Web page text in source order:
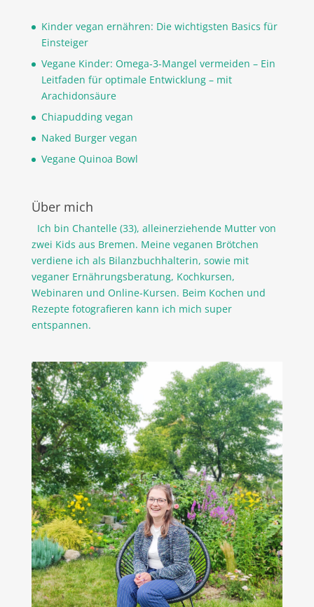
Kinder vegan ernähren: Die wichtigsten Basics für
Einsteiger
Vegane Kinder: Omega-3-Mangel vermeiden – Ein
Leitfaden für optimale Entwicklung – mit
Arachidonsäure
Chiapudding vegan
Naked Burger vegan
Vegane Quinoa Bowl
Über mich
Ich bin Chantelle (33), alleinerziehende Mutter von
zwei Kids aus Bremen. Meine veganen Brötchen
verdiene ich als Bilanzbuchhalterin, sowie mit
veganer Ernährungsberatung, Kochkursen,
Webinaren und Online-Kursen. Beim Kochen und
Rezepte fotografieren kann ich mich super
entspannen.